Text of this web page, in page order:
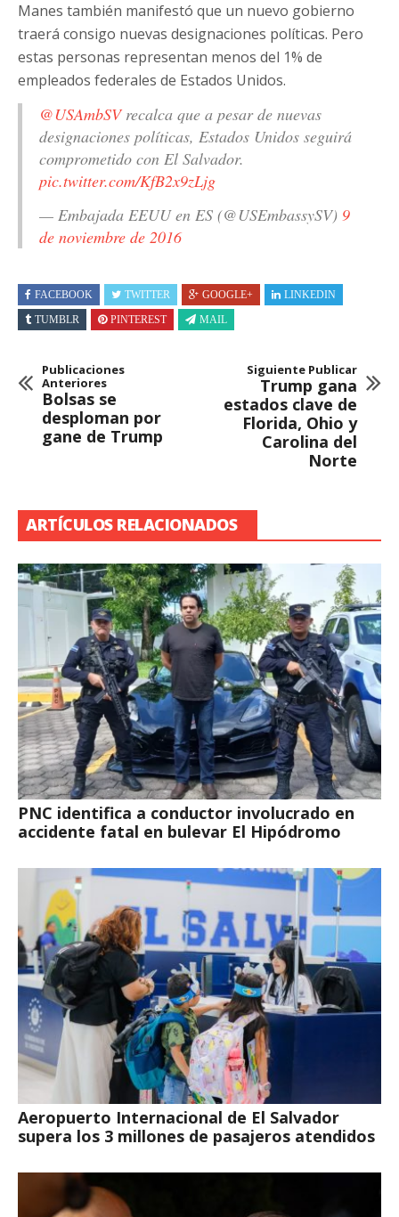
Manes también manifestó que un nuevo gobierno
traerá consigo nuevas designaciones políticas. Pero
estas personas representan menos del 1% de
empleados federales de Estados Unidos.
@USAmbSVrecalca que a pesar de nuevas
designaciones políticas, Estados Unidos seguirá
comprometido con El Salvador.
pic.twitter.com/KfB2x9zLjg
— Embajada EEUU en ES (@USEmbassySV) 9
de noviembre de 2016
FACEBOOK TWITTER GOOGLE+
LINKEDIN
TUMBLR
PINTEREST MAIL
Publicaciones
Anteriores
Bolsas se
desploman por
gane de Trump
Siguiente Publicar
Trump gana
estados clave de
Florida, Ohio y
Carolina del
Norte
ARTÍCULOS RELACIONADOS
PNC identifica a conductor involucrado en
accidente fatal en bulevar El Hipódromo
Aeropuerto Internacional de El Salvador
supera los 3 millones de pasajeros atendidos